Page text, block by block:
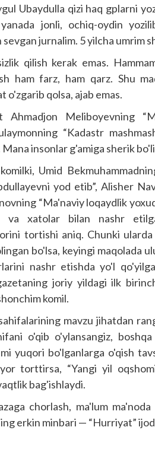
Ubaydulla qizi haq gplarni
jonli, ochiq-oydin
sevgan jurnalim. 5 yilcha umrim
qilish kerak emas.
ham farz, ham qarz. Shu
o'zgarib qolsa, ajab emas.
Ahmadjon Meliboyevning
“Kadastr
insonlar g'amiga sherik
Umid
yod etib”, Alisher
“Ma'naviy loqaydlik
va xatolar bilan nashr
tortishi aniq. Chunki
bo'lsa, keyingi maqolada
nashr etishda yo'l
joriy yildagi ilk
komil.
mavzu jihatdan
o'qib o'ylansangiz,
yuqori bo'lganlarga o'qish
torttirsa, “Yangi yil
bag'ish­laydi.
chorlash, ma'lum
erkin minbari — “Hurriyat”